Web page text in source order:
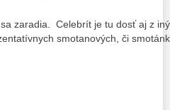
zaradia. Celebrít je tu dosť aj z
smotanových, či